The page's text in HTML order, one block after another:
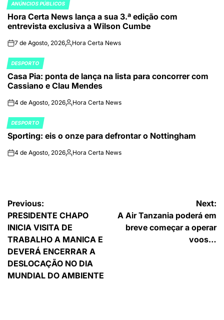
POSTED
IN
ANÚNCIOS PÚBLICOS
Hora Certa News lança a sua 3.ª edição com
entrevista exclusiva a Wilson Cumbe
on7 de Agosto, 2026Publicado
Hora Certa News
POSTED
IN
DESPORTO
Casa Pia: ponta de lança na lista para concorrer com
Cassiano e Clau Mendes
on4 de Agosto, 2026Publicado
Hora Certa News
POSTED
IN
DESPORTO
Sporting: eis o onze para defrontar o Nottingham
on4 de Agosto, 2026Publicado
Hora Certa News
Navegação
de
artigos
Previous:
PRESIDENTE CHAPO
INICIA VISITA DE
TRABALHO A MANICA E
DEVERÁ ENCERRAR A
DESLOCAÇÃO NO DIA
MUNDIAL DO AMBIENTE
Next:
A Air Tanzania poderá em
breve começar a operar
voos…